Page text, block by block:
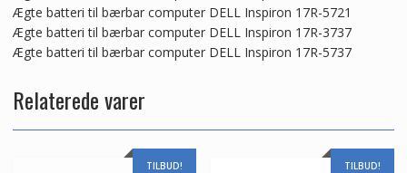
Ægte batteri til bærbar computer DELL Inspiron 17R-5721
Ægte batteri til bærbar computer DELL Inspiron 17R-3737
Ægte batteri til bærbar computer DELL Inspiron 17R-5737
Relaterede varer
TILBUD! TILBUD!